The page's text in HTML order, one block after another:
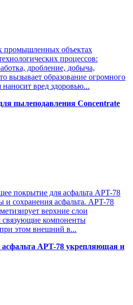
промышленных объектах
процессов:
дробление, добыча,
вызывает образование огромного
вред здоровью...
пылеподавления Concentrate
покрытие для асфальта APT-78
и сохранения асфальта. APT-78
верхние слои
связующие компоненты
этом внешний в...
APT-78 укрепляющая и